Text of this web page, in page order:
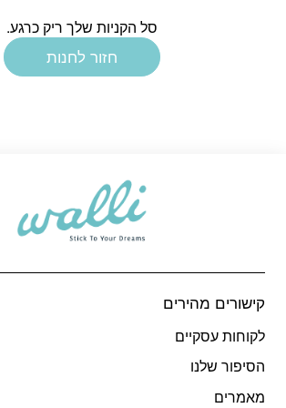
סל הקניות שלך ריק כרגע.
חזור לחנות
קישורים מהירים
לקוחות עסקיים
הסיפור שלנו
מאמרים